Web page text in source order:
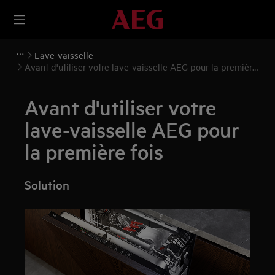
Lave-vaisselle
Avant d'utiliser votre lave-vaisselle AEG pour la première
Avant d'utiliser votre
lave-vaisselle AEG pour
la première fois
Solution